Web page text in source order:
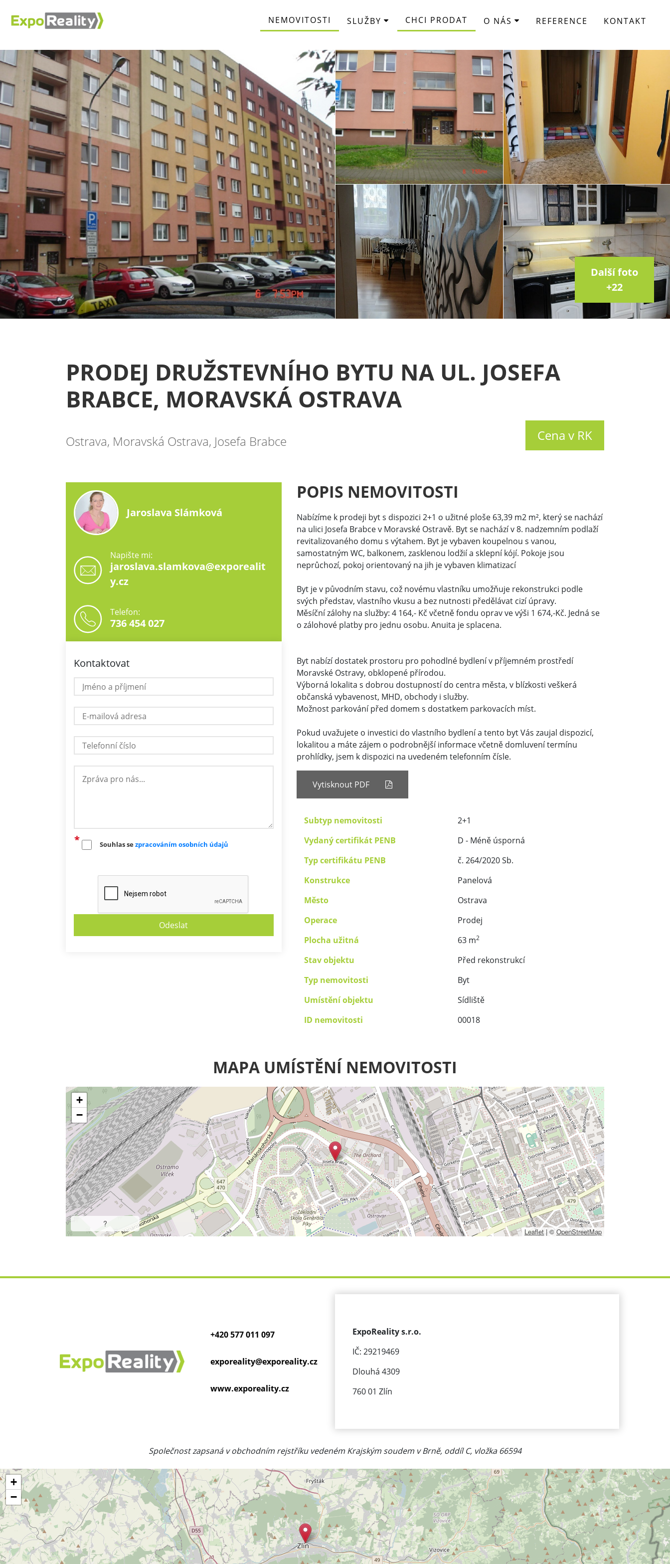
NEMOVITOSTI SLUŽBY CHCI PRODAT O NÁS REFERENCE KONTAKT
Další foto
+22
PRODEJ DRUŽSTEVNÍHO BYTU NA UL. JOSEFA
BRABCE, MORAVSKÁ OSTRAVA
Ostrava, Moravská Ostrava, Josefa Brabce Cena v RK
Jaroslava Slámková
Napište mi:
jaroslava.slamkova@exporealit
y.cz
Telefon:
736 454 027
Kontaktovat
Souhlas se zpracováním osobních údajů
POPIS NEMOVITOSTI
Nabízíme k prodeji byt s dispozici 2+1 o užitné ploše 63,39 m2 m², který se nachází
na ulici Josefa Brabce v Moravské Ostravě. Byt se nachází v 8. nadzemním podlaží
revitalizovaného domu s výtahem. Byt je vybaven koupelnou s vanou,
samostatným WC, balkonem, zasklenou lodžií a sklepní kójí. Pokoje jsou
neprůchozí, pokoj orientovaný na jih je vybaven klimatizací
Byt je v původním stavu, což novému vlastníku umožňuje rekonstrukci podle
svých představ, vlastního vkusu a bez nutnosti předělávat cizí úpravy.
Měsíční zálohy na služby: 4 164,- Kč včetně fondu oprav ve výši 1 674,-Kč. Jedná se
o zálohové platby pro jednu osobu. Anuita je splacena.
Byt nabízí dostatek prostoru pro pohodlné bydlení v příjemném prostředí
Moravské Ostravy, obklopené přírodou.
Výborná lokalita s dobrou dostupností do centra města, v blízkosti veškerá
občanská vybavenost, MHD, obchody i služby.
Možnost parkování před domem s dostatkem parkovacích míst.
Pokud uvažujete o investici do vlastního bydlení a tento byt Vás zaujal dispozicí,
lokalitou a máte zájem o podrobnější informace včetně domluvení termínu
prohlídky, jsem k dispozici na uvedeném telefonním čísle.
Vytisknout PDF
Subtyp nemovitosti
2+1
Vydaný certifikát PENB
D - Méně úsporná
Typ certifikátu PENB
č. 264/2020 Sb.
Konstrukce
Panelová
Město
Ostrava
Operace
Prodej
Plocha užitná
63 m2
Stav objektu
Před rekonstrukcí
Typ nemovitosti
Byt
Umístění objektu
Sídliště
ID nemovitosti
00018
MAPA UMÍSTĚNÍ NEMOVITOSTI
+
−
?
Leaflet |©OpenStreetMap
+420 577 011 097
exporeality@exporeality.cz
www.exporeality.cz
ExpoReality s.r.o.
IČ: 29219469
Dlouhá 4309
760 01 Zlín
Společnost zapsaná v obchodním rejstříku vedeném Krajským soudem v Brně, oddíl C, vložka 66594
+
−